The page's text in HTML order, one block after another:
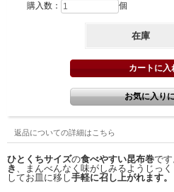
購入数： 個
在庫
返品についての詳細はこちら
ひとくちサイズの食べやすい昆布巻で
き 、まんべんなく味がしみるようじっく
してお皿に移し手軽に召し上がれます。